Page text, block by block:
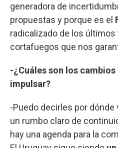
generadora de
propuestas y porque es el
radicalizado de los
cortafuegos que nos
-¿Cuáles son los
impulsar?
-Puedo decirles por dónde
un rumbo claro de
hay una agenda para la